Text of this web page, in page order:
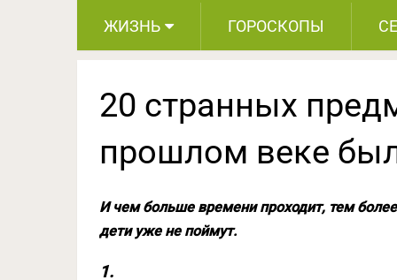
ЖИЗНЬ ГОРОСКОПЫ
20 странных
прошлом веке
И чем больше времени проходит, тем
дети уже не поймут.
1.